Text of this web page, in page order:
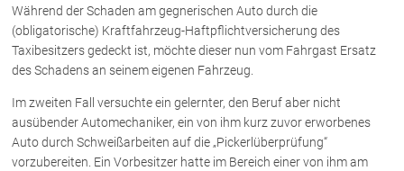
Download
Die Österreichischen Rechtsanwälte
Anwälte
Dr. Stefan Müller
Dr. Petra Piccolruaz
Während der Schaden am gegnerischen Auto durch die
(obligatorische) Kraftfahrzeug-Haftpflichtversicherung des
Taxibesitzers gedeckt ist, möchte dieser nun vom Fahrgast Ersatz
des Schadens an seinem eigenen Fahrzeug.
Im zweiten Fall versuchte ein gelernter, den Beruf aber nicht
ausübender Automechaniker, ein von ihm kurz zuvor erworbenes
Auto durch Schweißarbeiten auf die „Pickerlüberprüfung“
vorzubereiten. Ein Vorbesitzer hatte im Bereich einer von ihm am